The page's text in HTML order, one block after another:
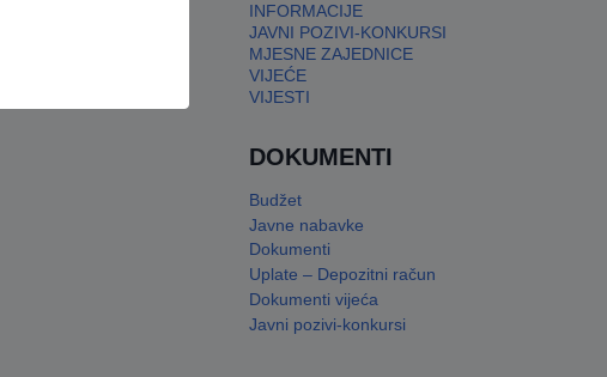
INFORMACIJE
JAVNI POZIVI-KONKURSI
MJESNE ZAJEDNICE
VIJEĆE
VIJESTI
DOKUMENTI
Budžet
Javne nabavke
Dokumenti
Uplate – Depozitni račun
Dokumenti vijeća
Javni pozivi-konkursi